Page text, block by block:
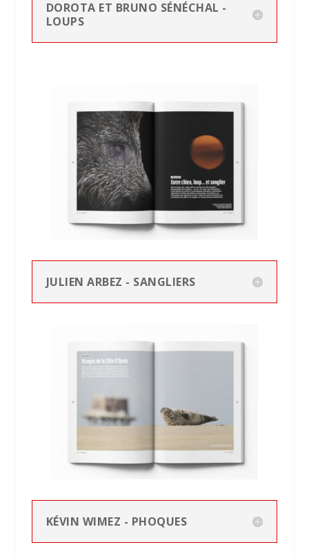
DOROTA ET BRUNO SÉNÉCHAL -
LOUPS
JULIEN ARBEZ - SANGLIERS
KÉVIN WIMEZ - PHOQUES